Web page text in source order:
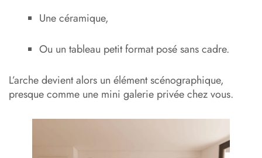
Une céramique,
Ou un tableau petit format posé sans cadre.
L’arche devient alors un élément scénographique,
presque comme une mini galerie privée chez vous.